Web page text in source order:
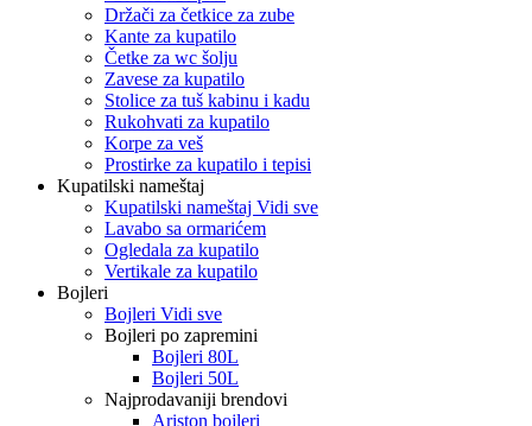
Držači za četkice za zube
Kante za kupatilo
Četke za wc šolju
Zavese za kupatilo
Stolice za tuš kabinu i kadu
Rukohvati za kupatilo
Korpe za veš
Prostirke za kupatilo i tepisi
Kupatilski nameštaj
Kupatilski nameštaj Vidi sve
Lavabo sa ormarićem
Ogledala za kupatilo
Vertikale za kupatilo
Bojleri
Bojleri Vidi sve
Bojleri po zapremini
Bojleri 80L
Bojleri 50L
Najprodavaniji brendovi
Ariston bojleri